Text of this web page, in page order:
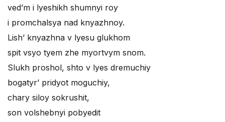
ved’m i lyeshikh shumnyi roy
i promchalsya nad knyazhnoy.
Lish’ knyazhna v lyesu glukhom
spit vsyo tyem zhe myortvym snom.
Slukh proshol, shto v lyes dremuchiy
bogatyr’ pridyot moguchiy,
chary siloy sokrushit,
son volshebnyi pobyedit